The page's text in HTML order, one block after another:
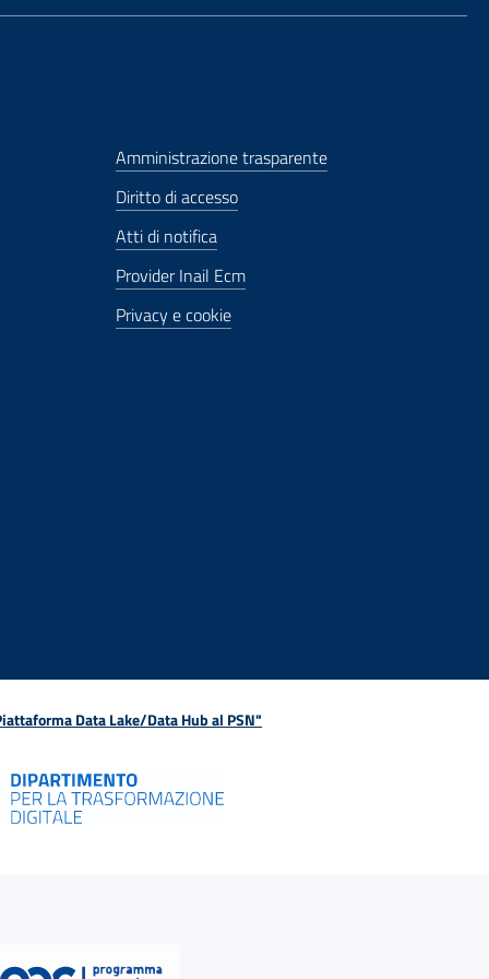
Amministrazione trasparente
Diritto di accesso
Atti di notifica
Provider Inail Ecm
Privacy e cookie
Data Lake/Data Hub al PSN"